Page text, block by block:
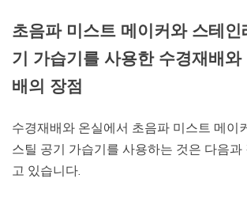
초음파 미스트 메이커와 스테
기 가습기를 사용한 수경재배와
배의 장점
수경재배와 온실에서 초음파 미스트 메이
스틸 공기 가습기를 사용하는 것은 다음과
고 있습니다.